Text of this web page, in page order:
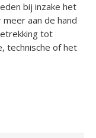
bij inzake het
aan de hand
tot
technische of het